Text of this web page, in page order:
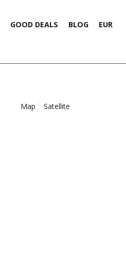
GOOD DEALS BLOG EUR
Map Satellite